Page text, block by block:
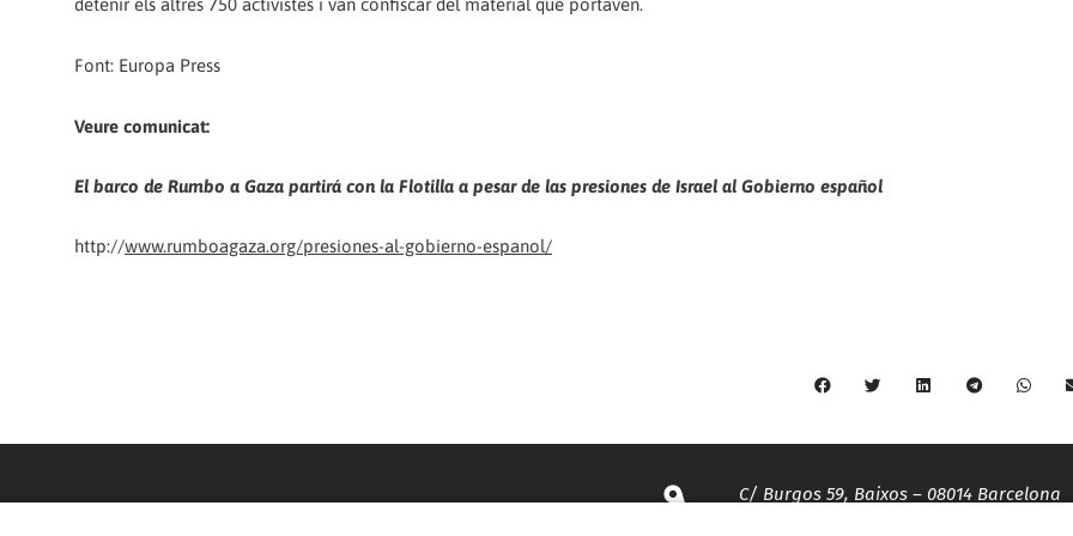
detenir els altres 750 activistes i van confiscar del material que portaven.
Font: Europa Press
Veure comunicat:
El barco de Rumbo a Gaza partirá con la Flotilla a pesar de las presiones de Israel al Gobierno español
http://www.rumboagaza.org/presiones-al-gobierno-espanol/
C/ Burgos 59, Baixos – 08014 Barcelona